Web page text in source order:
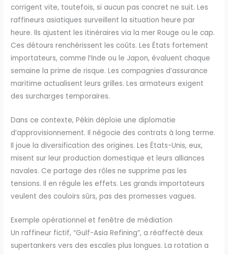
corrigent vite, toutefois, si aucun pas concret ne suit. Les
raffineurs asiatiques surveillent la situation heure par
heure. Ils ajustent les itinéraires via la mer Rouge ou le cap.
Ces détours renchérissent les coûts. Les États fortement
importateurs, comme l’Inde ou le Japon, évaluent chaque
semaine la prime de risque. Les compagnies d’assurance
maritime actualisent leurs grilles. Les armateurs exigent
des surcharges temporaires.
Dans ce contexte, Pékin déploie une diplomatie
d’approvisionnement. Il négocie des contrats à long terme.
Il joue la diversification des origines. Les États-Unis, eux,
misent sur leur production domestique et leurs alliances
navales. Ce partage des rôles ne supprime pas les
tensions. Il en régule les effets. Les grands importateurs
veulent des couloirs sûrs, pas des promesses vagues.
Exemple opérationnel et fenêtre de médiation
Un raffineur fictif, “Gulf-Asia Refining”, a réaffecté deux
supertankers vers des escales plus longues. La rotation a